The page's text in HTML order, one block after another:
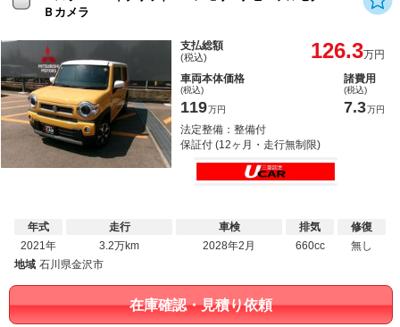
Ｂカメラ
支払総額
(税込) 126.3万円
車両本体価格
(税込)
119万円
諸費用
(税込)
7.3万円
法定整備：整備付
保証付 (12ヶ月・走行無制限)
年式
2021年
走行
3.2万km
車検
2028年2月
排気
660cc
修復
無し
地域 石川県金沢市
在庫確認・見積り依頼